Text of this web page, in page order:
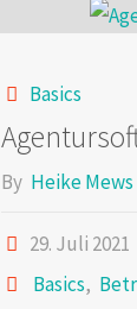
Basics
By Heike Mews
29. Juli 2021
Basics,